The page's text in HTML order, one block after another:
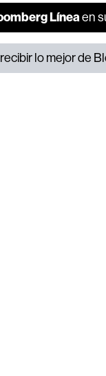
Líneaen
lo mejor de